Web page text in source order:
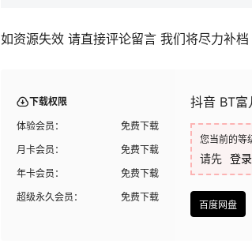
如资源失效 请直接评论留言 我们将尽力补档
下载权限
体验会员：
免费下载
月卡会员：
免费下载
年卡会员：
免费下载
超级永久会员：
免费下载
抖音 BT
您当前的等
请先 登录
百度网盘